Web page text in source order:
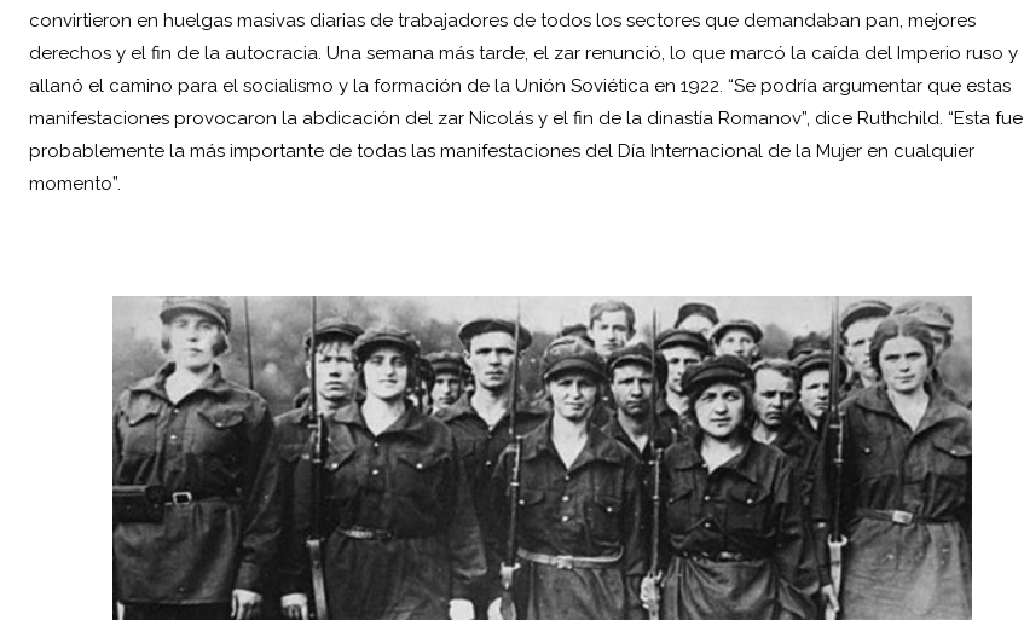
convirtieron en huelgas masivas diarias de trabajadores de todos los sectores que demandaban pan, mejores
derechos y el fin de la autocracia. Una semana más tarde, el zar renunció, lo que marcó la caída del Imperio ruso y
allanó el camino para el socialismo y la formación de la Unión Soviética en 1922. “Se podría argumentar que estas
manifestaciones provocaron la abdicación del zar Nicolás y el fin de la dinastía Romanov”, dice Ruthchild. “Esta fue
probablemente la más importante de todas las manifestaciones del Día Internacional de la Mujer en cualquier
momento”.